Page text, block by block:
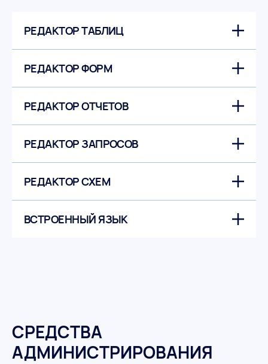
РЕДАКТОР ТАБЛИЦ
РЕДАКТОР ФОРМ
РЕДАКТОР ОТЧЕТОВ
РЕДАКТОР ЗАПРОСОВ
РЕДАКТОР СХЕМ
ВСТРОЕННЫЙ ЯЗЫК
СРЕДСТВА
АДМИНИСТРИРОВАНИЯ